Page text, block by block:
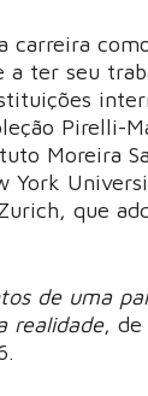
carreira
a ter seu
Pirelli-
Moreira
York
que
de uma
realidade, de